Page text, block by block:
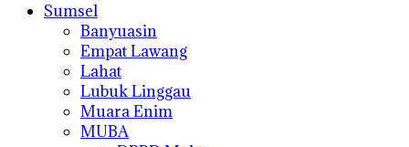
Sumsel
Banyuasin
Empat Lawang
Lahat
Lubuk Linggau
Muara Enim
MUBA